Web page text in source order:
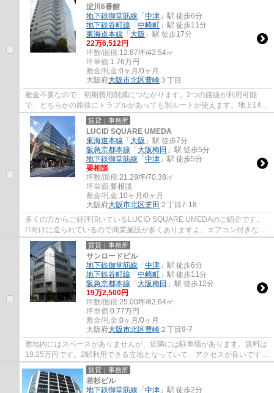
淀川6番館
地下鉄御堂筋線 「 中津 」駅 徒歩6分
地下鉄谷町線 「 中崎町 」駅 徒歩11分
東海道本線 「 大阪 」駅 徒歩17分
22万6,512円
坪数/面積:12.87坪/42.54㎡
坪単価:1.76万円
敷金/礼金:0ヶ月/0ヶ月
大阪府大阪市北区豊崎 ３丁目
敷金不要なので、初期費用削減につながります。2つの路線が利用可能
で、どちらかの路線にトラブルがあっても別ルートが使えます。地上14階
建てで景色も良く、多数のお問い合わせをいた...
賃貸｜事務所
LUCID SQUARE UMEDA
東海道本線 「 大阪 」駅 徒歩7分
阪急京都本線 「 大阪梅田 」駅 徒歩5分
地下鉄御堂筋線 「 中津 」駅 徒歩5分
要相談
坪数/面積:21.29坪/70.38㎡
坪単価:要相談
敷金/礼金:10ヶ月/0ヶ月
大阪府大阪市北区芝田 ２丁目7-18
多くの方からご好評頂いているLUCID SQUARE UMEDAのご紹介です。
IT向けに造られているので商業施設が多くありますよ。エアコン付きなの
で、室内の温度調整が簡単です。2駅利用できる場...
賃貸｜事務所
サンロードビル
地下鉄御堂筋線 「 中津 」駅 徒歩6分
地下鉄谷町線 「 中崎町 」駅 徒歩11分
阪急京都本線 「 大阪梅田 」駅 徒歩12分
19万2,500円
坪数/面積:25.00坪/82.64㎡
坪単価:0.77万円
敷金/礼金:0ヶ月/0ヶ月
大阪府大阪市北区豊崎 ２丁目9-7
敷地内にはスペースがありませんが、近隣には駐車場があります。賃料は
19.25万円です。2駅利用できる立地となっていて、アクセスが良いです。
敷金不要なので、初期費用削減につながり...
賃貸｜事務所
若杉ビル
地下鉄御堂筋線 「 中津 」駅 徒歩2分